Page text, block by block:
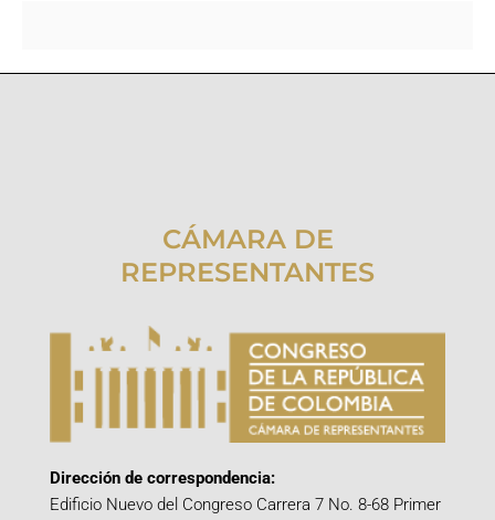
CÁMARA DE
REPRESENTANTES
Dirección de correspondencia:
Edificio Nuevo del Congreso Carrera 7 No. 8-68 Primer